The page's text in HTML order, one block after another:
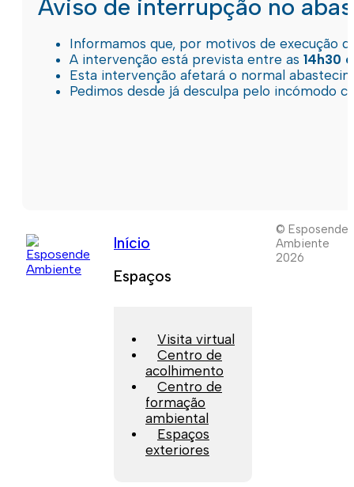
Aviso de interrupção no
Informamos que, por motivos de execução
A intervenção está prevista entre as 14h30
Esta intervenção afetará o normal
Pedimos desde já desculpa pelo incómodo
Início
Espaços
Visita virtual
Centro de
acolhimento
Centro de
formação
ambiental
Espaços
exteriores
© Esposende
Ambiente
2026